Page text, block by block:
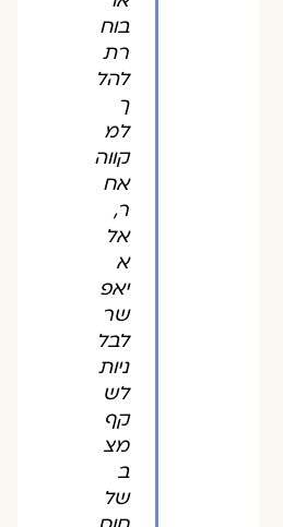
בוח
רת
להל
ך
למ
קווה
אח
ר,
אל
א
יאפ
שר
לבל
ניות
לש
קף
מצ
ב
של